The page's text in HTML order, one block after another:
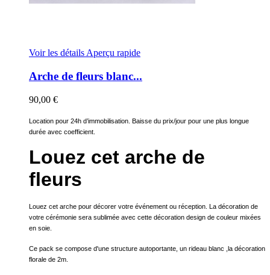
Voir les détailsAperçu rapide
Arche de fleurs blanc...
90,00 €
Location pour 24h d’immobilisation. Baisse du prix/jour pour une plus longue
durée avec coefficient.
Louez cet arche de
fleurs
Louez cet arche pour décorer votre événement ou réception. La décoration de
votre cérémonie sera sublimée avec cette décoration design de couleur mixées
en soie.
Ce pack se compose d'une structure autoportante, un rideau blanc ,la décoration
florale de 2m.